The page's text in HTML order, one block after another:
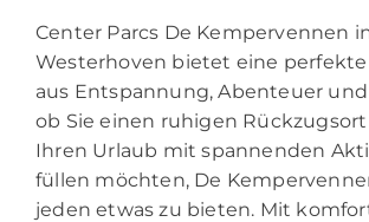
Center Parcs De Kempervennen
Westerhoven bietet eine
aus Entspannung, Abenteuer und
ob Sie einen ruhigen
Ihren Urlaub mit spannenden
füllen möchten, De
jeden etwas zu bieten. Mit